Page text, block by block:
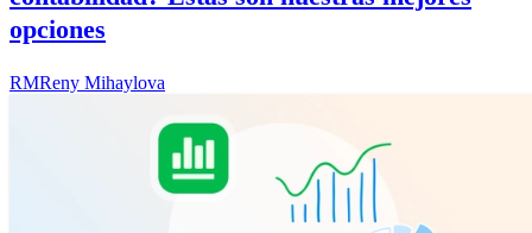
opciones
RMReny Mihaylova